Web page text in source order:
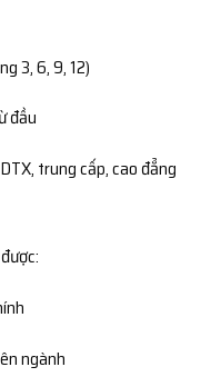
3, 6, 9, 12)
đầu
trung cấp, cao đẳng
ngành